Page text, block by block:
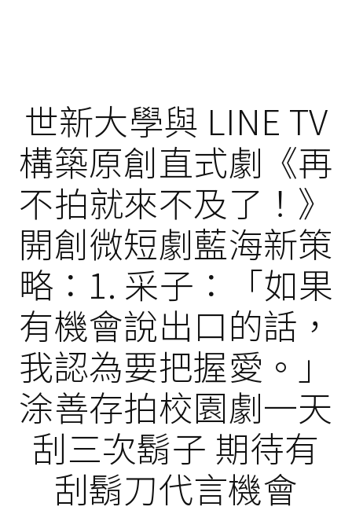
世新大學與 LINE TV
構築原創直式劇《再
不拍就來不及了！》
開創微短劇藍海新策
略：1. 采子：「如果
有機會說出口的話，
我認為要把握愛。」
涂善存拍校園劇一天
刮三次鬍子 期待有
刮鬍刀代言機會